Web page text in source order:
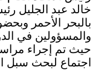
خالد عبد الجليل
بالبحر الأحمر
والمسؤولين في
حيث تم إجراء
اجتماع لبحث سبل